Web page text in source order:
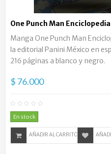
One Punch Man
Manga One Punch Man
la editorial Panini México en
216 páginas a blanco y negro.
$ 76.000
En stock
AÑADIR AL CARRITO